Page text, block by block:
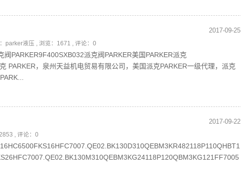
2017-09-25
parker液压 , 浏览：1671 , 评论：0
阀PARKER9F400SXB032派克阀PARKER美国PARKER派克
PARKER，泉州天益机电贸易有限公司，美国派克PARKER一级代理，派克
2017-09-22
, 评论：0